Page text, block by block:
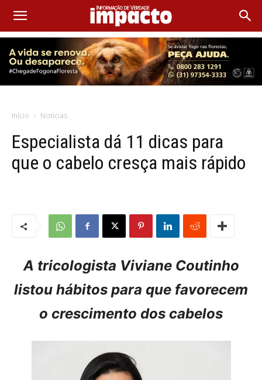
Início Notícias
Especialista dá 11 dicas para
que o cabelo cresça mais rápido
A tricologista Viviane Coutinho
listou hábitos para que favorecem
o crescimento dos cabelos